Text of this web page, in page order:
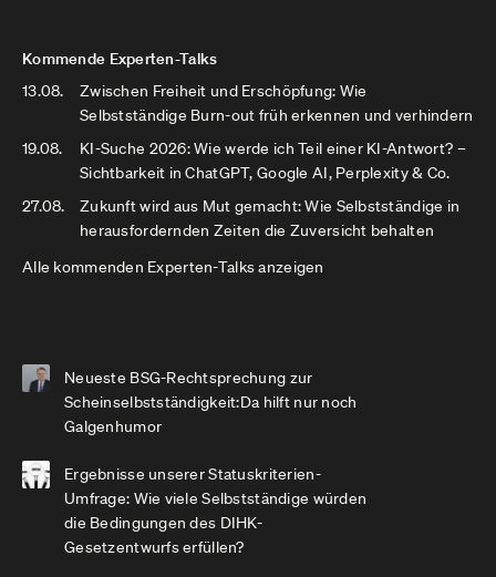
Kommende Experten-Talks
13.08.
Zwischen Freiheit und Erschöpfung: Wie
Selbstständige Burn-out früh erkennen und verhindern
19.08.
KI-Suche 2026: Wie werde ich Teil einer KI-Antwort? –
Sichtbarkeit in ChatGPT, Google AI, Perplexity & Co.
27.08.
Zukunft wird aus Mut gemacht: Wie Selbstständige in
herausfordernden Zeiten die Zuversicht behalten
Alle kommenden Experten-Talks anzeigen
Neueste BSG-Rechtsprechung zur
Scheinselbstständigkeit:Da hilft nur noch
Galgenhumor
Ergebnisse unserer Statuskriterien-
Umfrage: Wie viele Selbstständige würden
die Bedingungen des DIHK-
Gesetzentwurfs erfüllen?